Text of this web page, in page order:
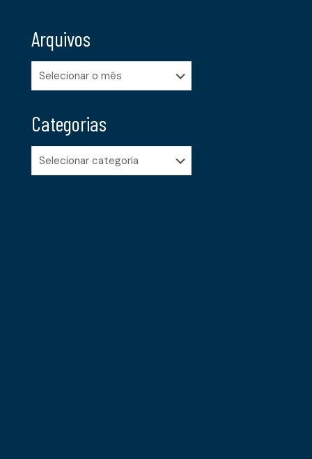
Arquivos
Arquivos
Categorias
Categorias